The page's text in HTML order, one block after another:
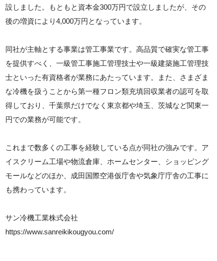
設しました。もともと資本金300万円で設立しましたが、その
後の増資により4,000万円となっています。
同社が主軸とする事業は管工事業です。高品質で確実な管工事
を提供すべく、一級管工事施工管理技士や一級建築施工管理技
士といった有資格者が業務にあたっています。また、さまざま
な冷機を扱うことから第一種フロン類充填回収業者の認可を取
得しており、千葉県だけでなく東京都や埼玉、茨城など関東一
円での業務が可能です。
これまで数多くの工事を経験している点が同社の強みです。ア
イスクリーム工場や物流倉庫、ホームセンター、ショッピング
モールなどのほか、成田国際空港仮庁舎や気象庁庁舎の工事に
も携わっています。
サン冷機工業株式会社
https://www.sanreikikougyou.com/